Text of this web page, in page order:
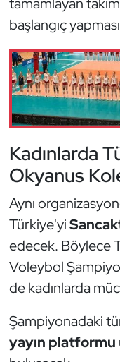
başlangıç
Kadınlarda
Okyanus
Aynı
Türkiye'yi
edecek. Böylece
Voleybol
de kadınlarda
Şampiyonadaki
yayın platformu
Kayak
Kempo
Kick Boks
Kürek
Masa Tenisi
Modern
Motor Sporları
Muay Thai
Optimist